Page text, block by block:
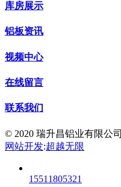
库房展示
铝板资讯
视频中心
在线留言
联系我们
© 2020 瑞升昌铝业有限公司
网站开发:超越无限
15511805321